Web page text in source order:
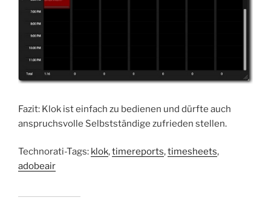
Fazit: Klok ist einfach zu bedienen und dürfte auch
anspruchsvolle Selbstständige zufrieden stellen.
Technorati-Tags: klok,timereports,timesheets,
adobeair